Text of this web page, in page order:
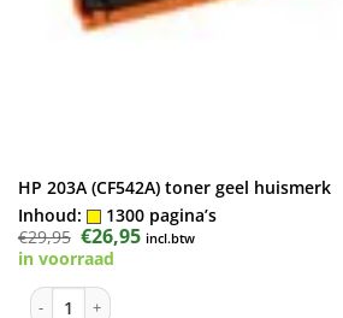
HP 203A (CF542A) toner geel huismerk
Inhoud:
1300 pagina’s
€29,95 Oorspronkelijke
prijs
was:
€26,95Huidige
prijs
incl.btw
in voorraad
HP 203A (CF542A) toner geel huismerk aantal